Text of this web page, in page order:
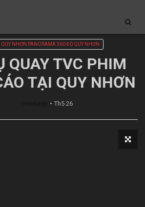
QUY NHƠN PANORAMA 360 ĐỘ QUY NHƠN
QUAY TVC PHIM
TẠI QUY NHƠN
Th5 26